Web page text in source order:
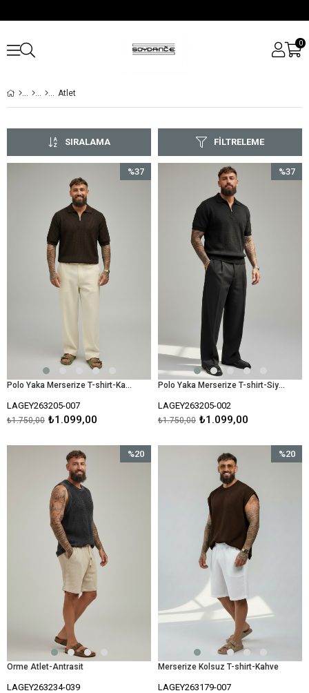
0
Atlet
FILTRELEME
SIRALAMA
Polo Yaka Merserize T-shirt-Kahve
LAGEY263205-007
₺1.099,00
₺1.750,00
%37
Polo Yaka Merserize T-shirt-Siyah
LAGEY263205-002
₺1.099,00
₺1.750,00
%37
Orme Atlet-Antrasit
LAGEY263234-039
%20
Merserize Kolsuz T-shirt-Kahve
LAGEY263179-007
%20